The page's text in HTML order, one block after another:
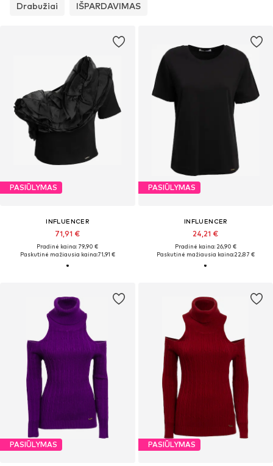
Drabužiai IŠPARDAVIMAS
PASIŪLYMAS
INFLUENCER
71,91 €
Pradinė kaina: 79,90 €
Paskutinė mažiausia kaina:71,91 €
PASIŪLYMAS
INFLUENCER
24,21 €
Pradinė kaina: 26,90 €
Paskutinė mažiausia kaina:22,87 €
PASIŪLYMAS PASIŪLYMAS